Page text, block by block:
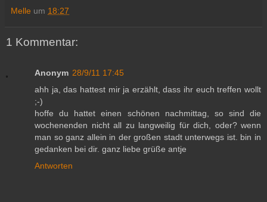
Melle um 18:27
1 Kommentar:
Anonym 28/9/11 17:45
ahh ja, das hattest mir ja erzählt, dass ihr euch treffen wollt
;-)
hoffe du hattet einen schönen nachmittag, so sind die
wochenenden nicht all zu langweilig für dich, oder? wenn
man so ganz allein in der großen stadt unterwegs ist. bin in
gedanken bei dir. ganz liebe grüße antje
Antworten